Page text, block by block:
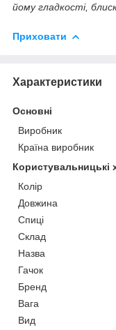
йому гладкості,
Приховати
Характеристики
Основні
Виробник
Країна виробник
Користувальницькі
Колір
Довжина
Спиці
Склад
Назва
Гачок
Бренд
Вага
Вид